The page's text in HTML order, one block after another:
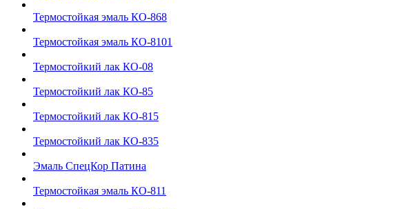
Термостойкая эмаль КО-868
Термостойкая эмаль КО-8101
Термостойкий лак КО-08
Термостойкий лак КО-85
Термостойкий лак КО-815
Термостойкий лак КО-835
Эмаль СпецКор Патина
Термостойкая эмаль КО-811